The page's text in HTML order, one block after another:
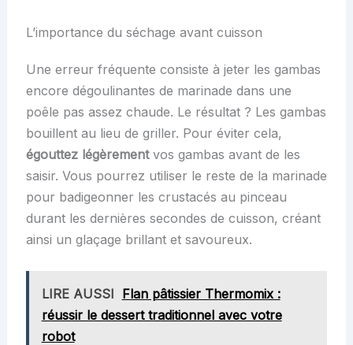
L’importance du séchage avant cuisson
Une erreur fréquente consiste à jeter les gambas
encore dégoulinantes de marinade dans une
poêle pas assez chaude. Le résultat ? Les gambas
bouillent au lieu de griller. Pour éviter cela,
égouttez légèrementvos gambas avant de les
saisir. Vous pourrez utiliser le reste de la marinade
pour badigeonner les crustacés au pinceau
durant les dernières secondes de cuisson, créant
ainsi un glaçage brillant et savoureux.
LIRE AUSSI Flan pâtissier Thermomix :
réussir le dessert traditionnel avec votre
robot